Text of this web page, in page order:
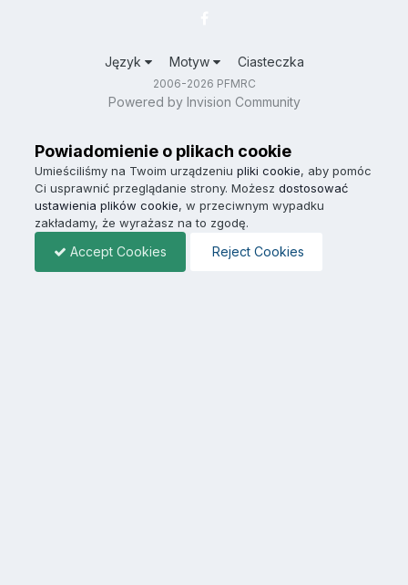
Język Motyw Ciasteczka
2006-2026 PFMRC
Powered by Invision Community
Powiadomienie o plikach cookie
Umieściliśmy na Twoim urządzeniu pliki cookie, aby pomóc
Ci usprawnić przeglądanie strony. Możesz dostosować
ustawienia plików cookie, w przeciwnym wypadku
zakładamy, że wyrażasz na to zgodę.
Accept Cookies Reject Cookies